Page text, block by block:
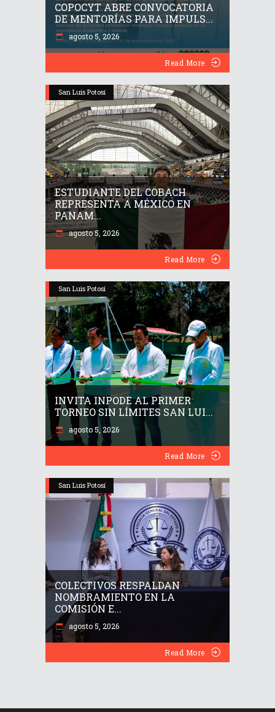
COPOCYT ABRE CONVOCATORIA
DE MENTORÍAS PARA IMPULS...
agosto 5, 2026
Read More
San Luis Potosí
ESTUDIANTE DEL COBACH
REPRESENTA A MÉXICO EN
PANAM...
agosto 5, 2026
Read More
San Luis Potosí
INVITA INPODE AL PRIMER
TORNEO SIN LÍMITES SAN LUI...
agosto 5, 2026
Read More
San Luis Potosí
COLECTIVOS RESPALDAN
NOMBRAMIENTO EN LA
COMISIÓN E...
agosto 5, 2026
Read More